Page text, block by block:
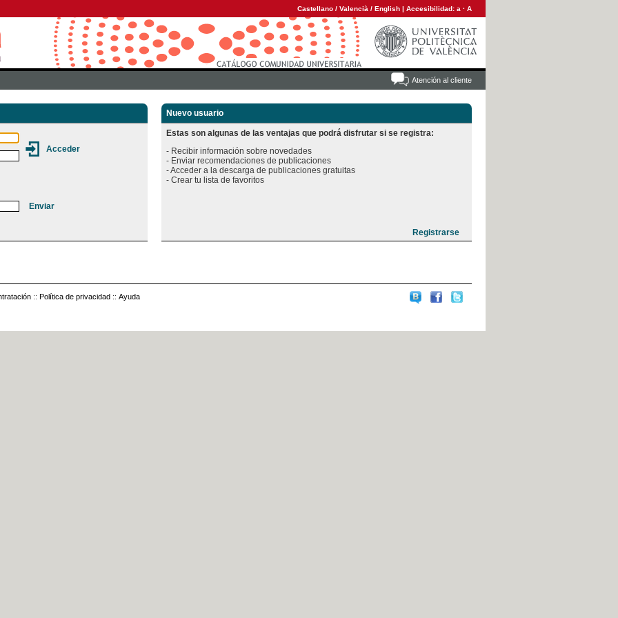
Castellano / Valencià / English | Accesibilidad: a · A
Atención al cliente
Nuevo usuario
Estas son algunas de las ventajas que podrá disfrutar si se registra:
- Recibir información sobre novedades
- Enviar recomendaciones de publicaciones
- Acceder a la descarga de publicaciones gratuitas
:: Política de privacidad :: Ayuda